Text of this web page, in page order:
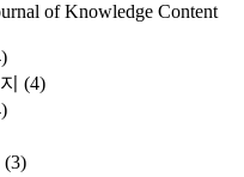
of Knowledge Content
(4)
(3)